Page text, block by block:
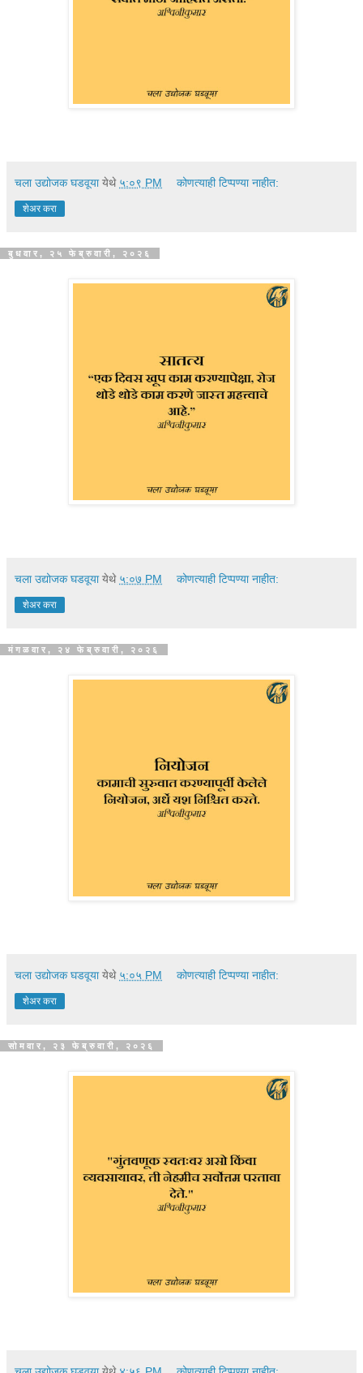
चला उद्योजक घडवूया येथे ५:०९ PM कोणत्याही टिप्पण्‍या नाहीत:
शेअर करा
बुधवार, २५ फेब्रुवारी, २०२६
चला उद्योजक घडवूया येथे ५:०७ PM कोणत्याही टिप्पण्‍या नाहीत:
शेअर करा
मंगळवार, २४ फेब्रुवारी, २०२६
चला उद्योजक घडवूया येथे ५:०५ PM कोणत्याही टिप्पण्‍या नाहीत:
शेअर करा
सोमवार, २३ फेब्रुवारी, २०२६